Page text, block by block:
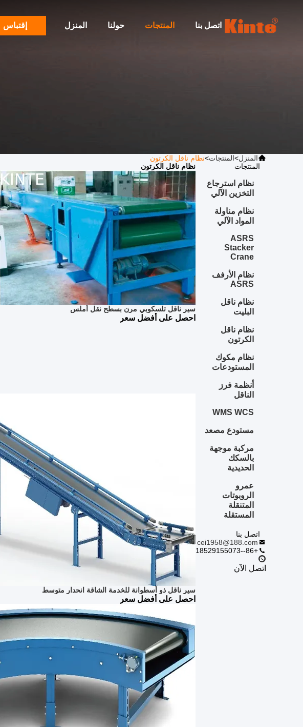
المنزل حولنا المنتجات اتصل بنا إقتباس
نظام ناقل الكرتونالمنزل>المنتجات>نظام ناقل الكرتون
المنتجات
نظام استرجاع
التخزين الآلي
نظام مناولة
المواد الآلي
ASRS
Stacker
Crane
نظام الأرفف
ASRS
نظام ناقل
البليت
نظام ناقل
الكرتون
نظام مكوك
المستودعات
أنظمة فرز
الناقل
WMS WCS
مستودع مصعد
مركبة موجهة
بالسكك
الحديدية
عمرو
الروبوتات
المتنقلة
المستقلة
اتصل بنا
cei1958@188.com
+86--18529155073
اتصل الآن
نظام ناقل الكرتون
سير ناقل تلسكوبي مرن بسطح نقل أملس
احصل على أفضل سعر
سير ناقل ذو أسطوانة للخدمة الشاقة انحدار متوسط
احصل على أفضل سعر